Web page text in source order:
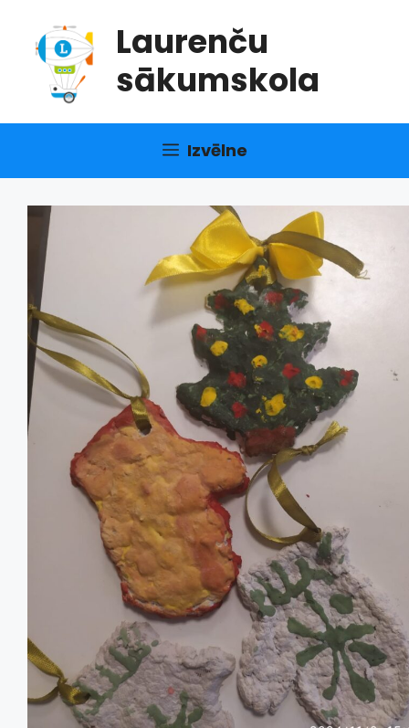
saturu
Laurenču
sākumskola
Izvēlne